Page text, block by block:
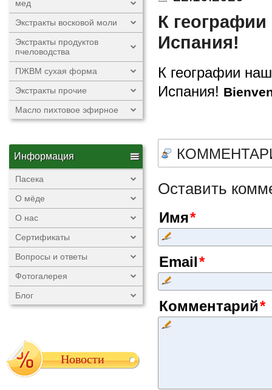
мед
Экстракты восковой моли
Экстракты продуктов
пчеловодства
ПЖВМ сухая форма
Экстракты прочие
Масло пихтовое эфирное
Информация
Пасека
О мёде
О нас
Сертификаты
Вопросы и ответы
Фотогалерея
Блог
Новости
К
Испания!
К географии
Испания!
Оставить
Имя
Email
Комментарий